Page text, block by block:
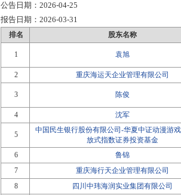
公告日期： 2026-04-25
报告日期： 2026-03-31
排名 股东名称
1 袁旭
2
重庆海运天企业管理有限公司
3 陈俊
4
沈军
5
中国民生银行股份有限公司-华夏中证动漫游
放式指数证券投资基金
6 鲁锦
7
重庆海行天企业管理有限公司
8
四川中玮海润实业集团有限公司